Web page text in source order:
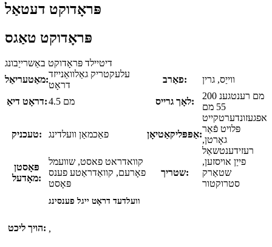
פּראָדוקט דעטאַל
פּראָדוקט טאַגס
דיטיילד פּראָדוקט באַשרייַבונג
מאַטעריאַל:
עלעקטריק גאַלוואַנייזד
דראָט
פאַרב: ווייַס, גרין
דראָט דיאַ: 4.5 מם לאָך גרייס:
200 מם רענטגענ
55 מם
טעכניק: פאַכמאַן וועלדינג אַפּפּליקאַטיאָן:
אפגעזונדערטקייט
פּלויט פֿאַר
גאָרטן,
רעזידענטשאַל
פּאָסטן
מאָדעל:
קוואדראט פאסט, שוועמל
פאָרעם, קוואַדראַטע פענס
פּאָסט
שטריך:
פייַן אויסזען,
שטאַרק
סטרוקטור
הויך ליכט:
וועלדעד דראָט ייגל פענסינג
,